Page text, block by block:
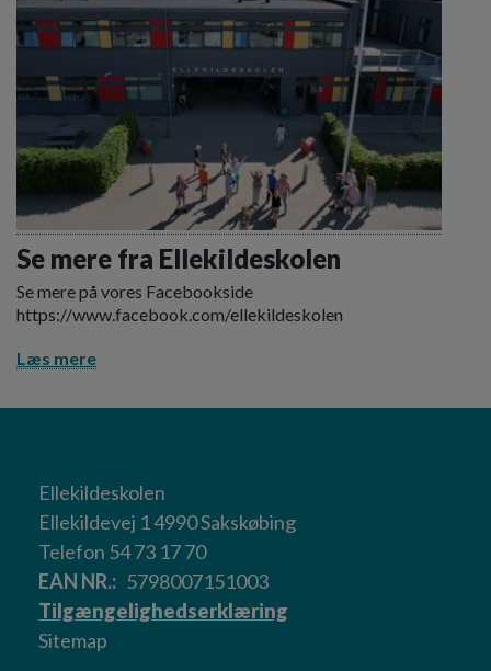
Se mere fra Ellekildeskolen
Se mere på vores Facebookside
https://www.facebook.com/ellekildeskolen
Læs mere
Ellekildeskolen
Ellekildevej 1 4990 Sakskøbing
Telefon 54 73 17 70
EAN NR.
5798007151003
Tilgængelighedserklæring
Sitemap